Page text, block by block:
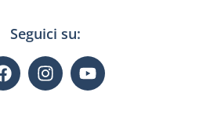
Seguici su: